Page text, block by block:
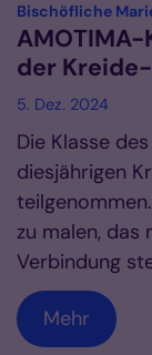
Bischöfliche
der
5. Dez. 2024
Die Klasse
diesjährigen
zu malen, das
Verbindung
Mehr